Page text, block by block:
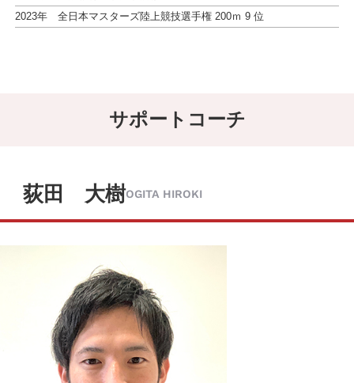
2023年 全日本マスターズ陸上競技選手権 200ｍ 9 位
サポートコーチ
荻田 大樹OGITA HIROKI